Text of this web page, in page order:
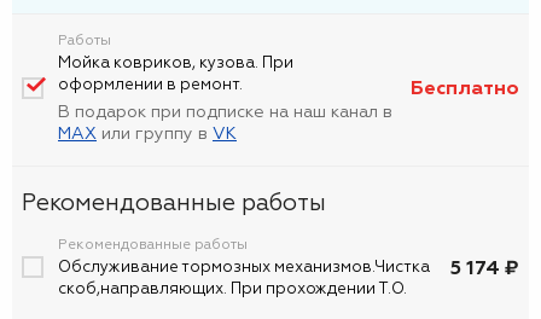
Работы
Мойка ковриков, кузова. При
оформлении в ремонт.
В подарок при подписке на наш канал в
MAX или группу в VK
Бесплатно
Рекомендованные работы
Рекомендованные работы
Обслуживание тормозных механизмов.Чистка
скоб,направляющих. При прохождении Т.О.
5 174 ₽